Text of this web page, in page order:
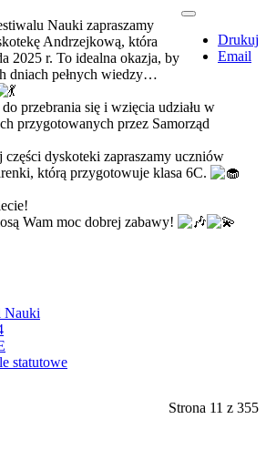
Drukuj
Email
Nauki zapraszamy
Andrzejkową, która
2025 r. To idealna okazja, by
dniach pełnych wiedzy…
przebrania się i wzięcia udziału w
przygotowanych przez Samorząd
części dyskoteki zapraszamy uczniów
którą przygotowuje klasa 6C.
Wam moc dobrej zabawy!
Nauki
statutowe
Strona 11 z 355